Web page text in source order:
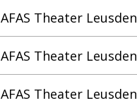
AFAS Theater Leusden
AFAS Theater Leusden
AFAS Theater Leusden